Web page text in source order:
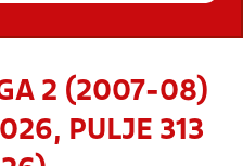
2 (2007-08)
PULJE 313